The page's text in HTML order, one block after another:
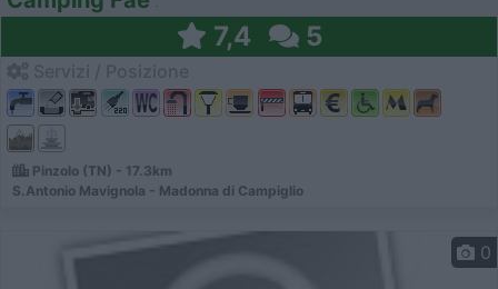
7,4 5
Pinzolo (TN) - 17.3km
S.Antonio Mavignola - Madonna di Campiglio
0